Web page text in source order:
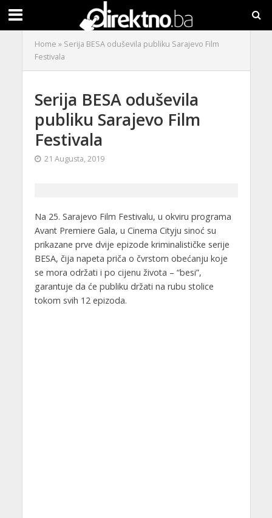
Home » Serija BESA oduševila publiku Sarajevo Film
Festivala
Serija BESA oduševila
publiku Sarajevo Film
Festivala
21 Augusta, 2019
Na 25. Sarajevo Film Festivalu, u okviru programa
Avant Premiere Gala, u Cinema Cityju sinoć su
prikazane prve dvije epizode kriminalističke serije
BESA, čija napeta priča o čvrstom obećanju koje
se mora održati i po cijenu života – “besi”,
garantuje da će publiku držati na rubu stolice
tokom svih 12 epizoda.